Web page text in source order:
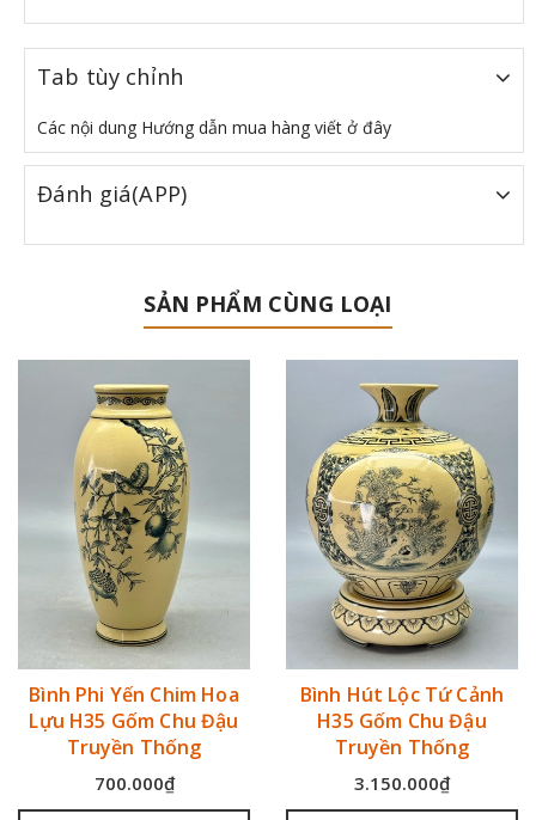
Tab tùy chỉnh
Các nội dung Hướng dẫn mua hàng viết ở đây
Đánh giá(APP)
SẢN PHẨM CÙNG LOẠI
Bình Phi Yến Chim Hoa
Lựu H35 Gốm Chu Đậu
Truyền Thống
700.000₫
Bình Hút Lộc Tứ Cảnh
H35 Gốm Chu Đậu
Truyền Thống
3.150.000₫